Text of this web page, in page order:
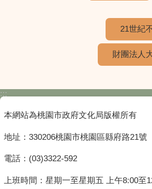
21世紀
財團法人
:::
本網站為桃園市政府文化局版權所有
地址：330206桃園市桃園區縣府路21號
電話：(03)3322-592
上班時間：星期一至星期五 上午8:00至